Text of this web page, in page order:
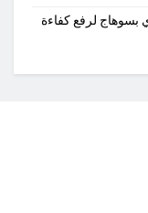
بسوهاج لرفع كفاءة